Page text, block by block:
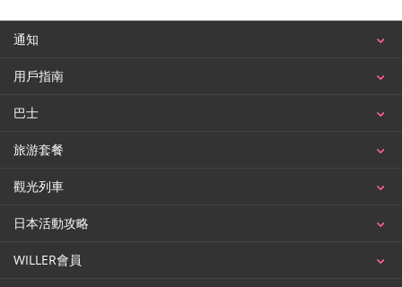
通知
用戶指南
巴士
旅游套餐
觀光列車
日本活動攻略
WILLER會員